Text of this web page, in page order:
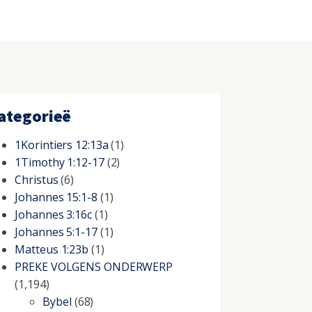
1Korintiers 12:13a(1)
1Timothy 1:12-17(2)
Christus(6)
Johannes 15:1-8 (1)
Johannes 3:16c(1)
Johannes 5:1-17(1)
Matteus 1:23b (1)
PREKE VOLGENS ONDERWERP
(1,194)
Bybel (68)